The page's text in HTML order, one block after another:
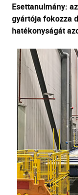
Esettanulmány:
gyártója fokozza
hatékonyságát